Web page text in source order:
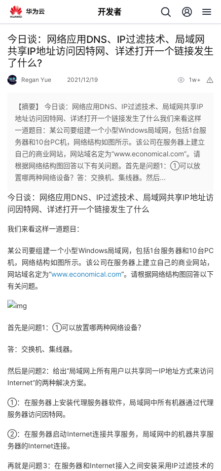
开发者
返
回
个
人
主
我
的
发
我
的
博
客
我
的
论
我
的
子
我
直
播
的
活
我
的
注
我
的
我
我
今日谈：网络应用DNS、IP过滤技术、局域网
共享IP地址访问因特网、详述打开一个链接发生
了什么?
Regan Yue 2021/12/19 1w+
【摘要】 今日谈：网络应用DNS、IP过滤技术、局域网共享IP
地址访问因特网、详述打开一个链接发生了什么我们来看这样
一道题目：某公司要组建一个小型Windows局域网，包括1台服
务器和10台PC机，网络结构如图所示。该公司在服务器上建立
自己的商业网站，网站域名定为“www.economical.com”。请
根据网络结构图回答以下有关问题。首先是问题1：①可以放
置哪两种网络设备？答：交换机、集线器。然后...
今日谈：网络应用DNS、IP过滤技术、局域网共享IP地址访
问因特网、详述打开一个链接发生了什么
我们来看这样一道题目：
某公司要组建一个小型Windows局域网，包括1台服务器和10台PC
机，网络结构如图所示。该公司在服务器上建立自己的商业网站，
网站域名定为“www.economical.com”。请根据网络结构图回答以下
有关问题。
首先是问题1：①可以放置哪两种网络设备？
答：交换机、集线器。
然后是问题2：给出“局域网上所有用户以共享同一IP地址方式来访问
Internet”的两种解决方案。
①：在服务器上安装代理服务器软件，局域网中所有机器通过代理
服务器访问因特网。
②：在服务器启动Internet连接共享服务，局域网中的机器共享服
务器的Internet连接。
再就是问题3：在服务器和Internet接入之间安装采用IP过滤技术的